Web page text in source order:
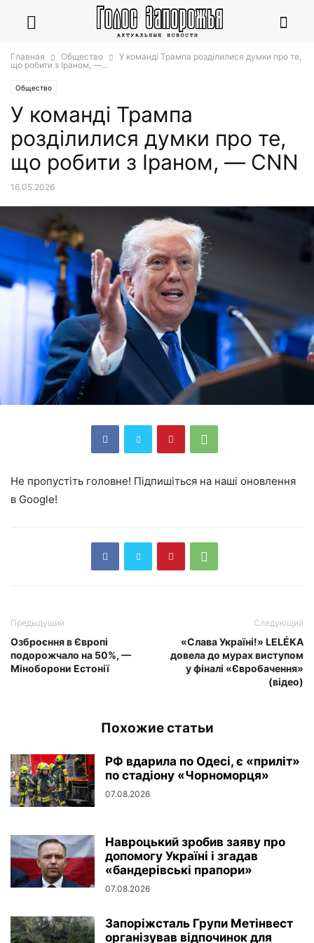
Главная Общество
У команді Трампа розділилися думки про те,
що робити з Іраном, —...
Общество
У команді Трампа
розділилися думки про те,
що робити з Іраном, — CNN
16.05.2026
Не пропустіть головне! Підпишіться на наші оновлення
в Google!
Предыдущий
Озброєння в Європі
подорожчало на 50%, —
Міноборони Естонії
Следующий
«Слава Україні!» LELÉKA
довела до мурах виступом
у фіналі «Євробачення»
(відео)
Похожие статьи
РФ вдарила по Одесі, є «приліт»
по стадіону «Чорноморця»
07.08.2026
Навроцький зробив заяву про
допомогу Україні і згадав
«бандерівські прапори»
07.08.2026
Запоріжсталь Групи Метінвест
організував відпочинок для